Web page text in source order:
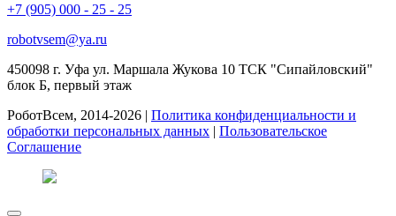
+7 (905) 000 - 25 - 25
robotvsem@ya.ru
450098 г. Уфа ул. Маршала Жукова 10 ТСК "Сипайловский"
блок Б, первый этаж
РоботВсем, 2014-2026 | Политика конфиденциальности и
обработки персональных данных | Пользовательское
Соглашение